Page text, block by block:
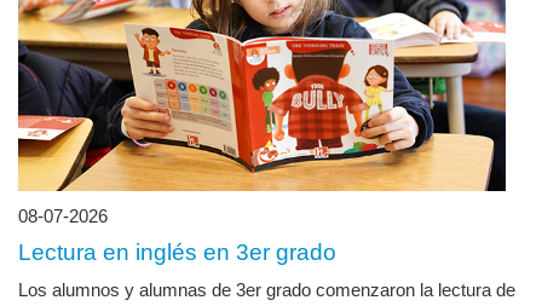
08-07-2026
Lectura en inglés en 3er grado
Los alumnos y alumnas de 3er grado comenzaron la lectura de